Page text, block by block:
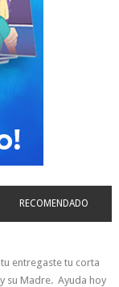
RECOMENDADO
entregaste tu corta
su Madre. Ayuda hoy